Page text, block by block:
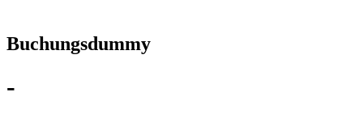
Buchungsdummy
-